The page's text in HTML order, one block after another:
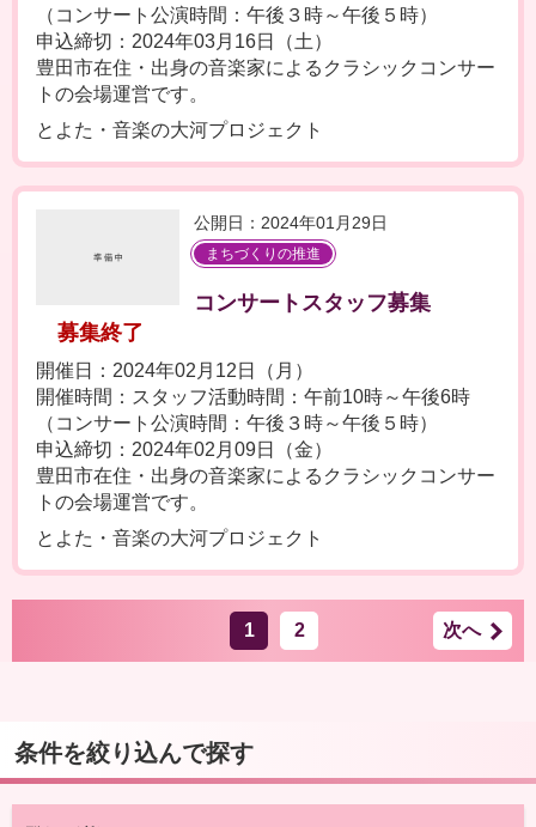
（コンサート公演時間：午後３時～午後５時）
申込締切：2024年03月16日（土）
豊田市在住・出身の音楽家によるクラシックコンサー
トの会場運営です。
とよた・音楽の大河プロジェクト
公開日：2024年01月29日
まちづくりの推進
コンサートスタッフ募集
募集終了
開催日：2024年02月12日（月）
開催時間：スタッフ活動時間：午前10時～午後6時
（コンサート公演時間：午後３時～午後５時）
申込締切：2024年02月09日（金）
豊田市在住・出身の音楽家によるクラシックコンサー
トの会場運営です。
とよた・音楽の大河プロジェクト
1 2 次へ
条件を絞り込んで探す